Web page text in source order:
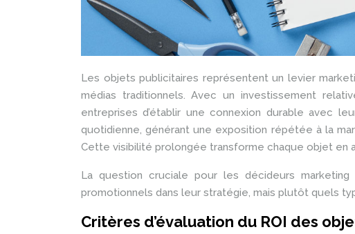
Les objets publicitaires représentent un levier
médias traditionnels. Avec un investissement
entreprises d’établir une connexion durable avec
quotidienne, générant une exposition répétée à la
Cette visibilité prolongée transforme chaque objet en
La question cruciale pour les décideurs
promotionnels dans leur stratégie, mais plutôt quels
Critères d’évaluation du ROI des